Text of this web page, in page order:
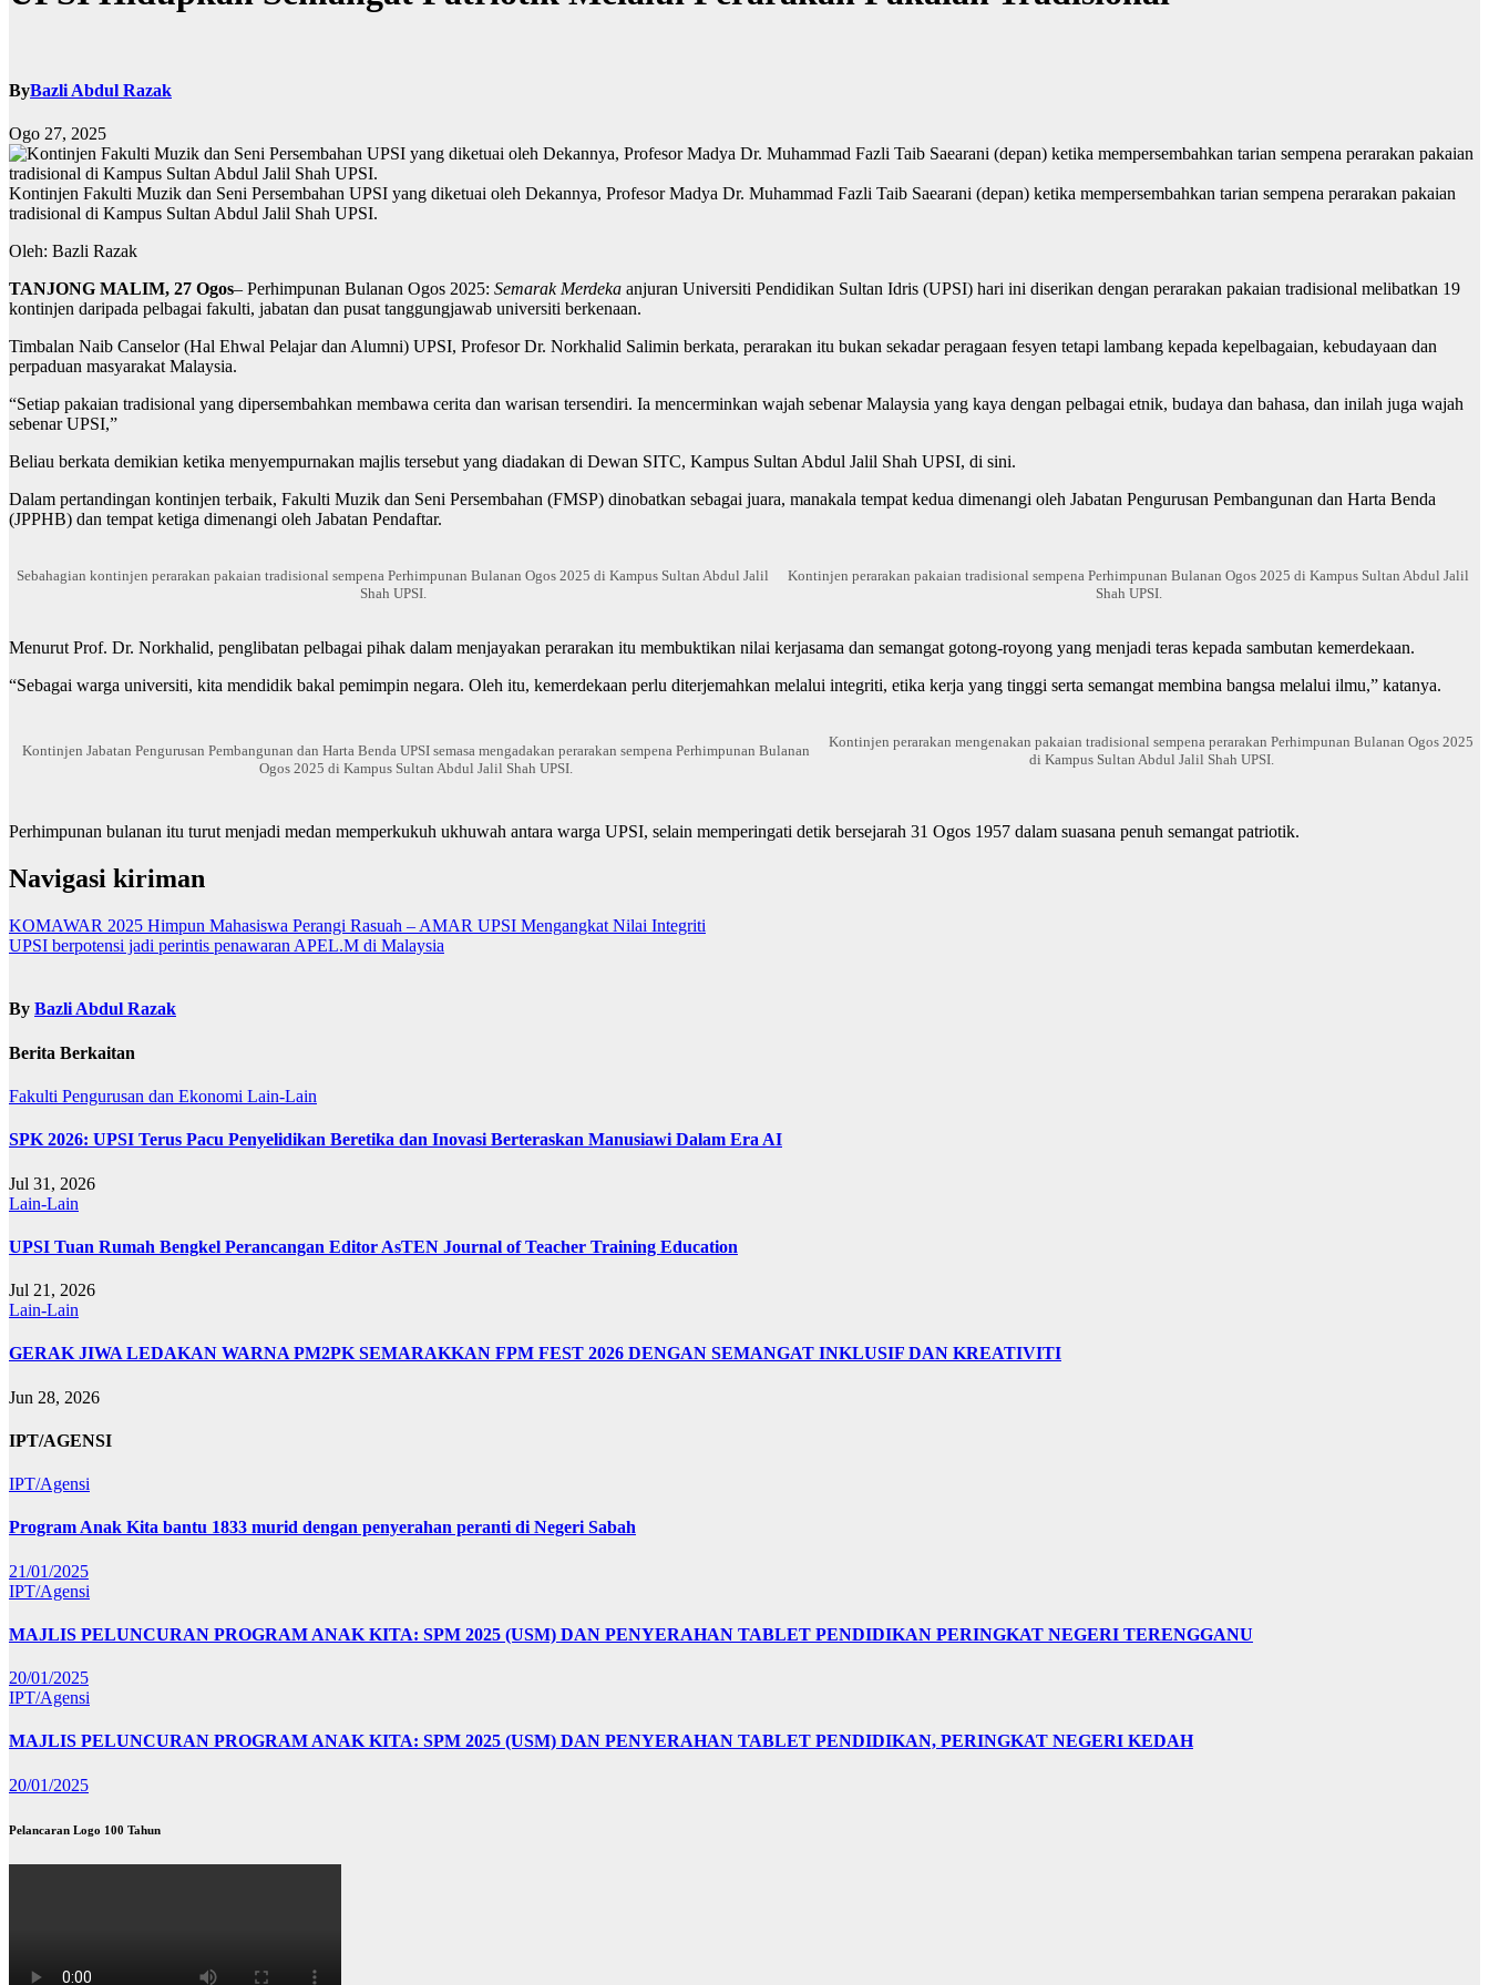
ByBazli Abdul Razak
Ogo 27, 2025
Kontinjen Fakulti Muzik dan Seni Persembahan UPSI yang diketuai oleh Dekannya, Profesor Madya Dr. Muhammad Fazli Taib Saearani (depan) ketika mempersembahkan tarian sempena perarakan pakaian
tradisional di Kampus Sultan Abdul Jalil Shah UPSI.
Oleh: Bazli Razak
TANJONG MALIM, 27 Ogos– Perhimpunan Bulanan Ogos 2025: Semarak Merdeka anjuran Universiti Pendidikan Sultan Idris (UPSI) hari ini diserikan dengan perarakan pakaian tradisional melibatkan 19
kontinjen daripada pelbagai fakulti, jabatan dan pusat tanggungjawab universiti berkenaan.
Timbalan Naib Canselor (Hal Ehwal Pelajar dan Alumni) UPSI, Profesor Dr. Norkhalid Salimin berkata, perarakan itu bukan sekadar peragaan fesyen tetapi lambang kepada kepelbagaian, kebudayaan dan
perpaduan masyarakat Malaysia.
“Setiap pakaian tradisional yang dipersembahkan membawa cerita dan warisan tersendiri. Ia mencerminkan wajah sebenar Malaysia yang kaya dengan pelbagai etnik, budaya dan bahasa, dan inilah juga wajah
sebenar UPSI,”
Beliau berkata demikian ketika menyempurnakan majlis tersebut yang diadakan di Dewan SITC, Kampus Sultan Abdul Jalil Shah UPSI, di sini.
Dalam pertandingan kontinjen terbaik, Fakulti Muzik dan Seni Persembahan (FMSP) dinobatkan sebagai juara, manakala tempat kedua dimenangi oleh Jabatan Pengurusan Pembangunan dan Harta Benda
(JPPHB) dan tempat ketiga dimenangi oleh Jabatan Pendaftar.
Sebahagian kontinjen perarakan pakaian tradisional sempena Perhimpunan Bulanan Ogos 2025 di Kampus Sultan Abdul Jalil
Shah UPSI.
Kontinjen perarakan pakaian tradisional sempena Perhimpunan Bulanan Ogos 2025 di Kampus Sultan Abdul Jalil
Shah UPSI.
Menurut Prof. Dr. Norkhalid, penglibatan pelbagai pihak dalam menjayakan perarakan itu membuktikan nilai kerjasama dan semangat gotong-royong yang menjadi teras kepada sambutan kemerdekaan.
“Sebagai warga universiti, kita mendidik bakal pemimpin negara. Oleh itu, kemerdekaan perlu diterjemahkan melalui integriti, etika kerja yang tinggi serta semangat membina bangsa melalui ilmu,” katanya.
Kontinjen Jabatan Pengurusan Pembangunan dan Harta Benda UPSI semasa mengadakan perarakan sempena Perhimpunan Bulanan
Ogos 2025 di Kampus Sultan Abdul Jalil Shah UPSI.
Kontinjen perarakan mengenakan pakaian tradisional sempena perarakan Perhimpunan Bulanan Ogos 2025
di Kampus Sultan Abdul Jalil Shah UPSI.
Perhimpunan bulanan itu turut menjadi medan memperkukuh ukhuwah antara warga UPSI, selain memperingati detik bersejarah 31 Ogos 1957 dalam suasana penuh semangat patriotik.
Navigasi kiriman
KOMAWAR 2025 Himpun Mahasiswa Perangi Rasuah – AMAR UPSI Mengangkat Nilai Integriti
UPSI berpotensi jadi perintis penawaran APEL.M di Malaysia
By Bazli Abdul Razak
Berita Berkaitan
Fakulti Pengurusan dan Ekonomi Lain-Lain
SPK 2026: UPSI Terus Pacu Penyelidikan Beretika dan Inovasi Berteraskan Manusiawi Dalam Era AI
Jul 31, 2026
Lain-Lain
UPSI Tuan Rumah Bengkel Perancangan Editor AsTEN Journal of Teacher Training Education
Jul 21, 2026
Lain-Lain
GERAK JIWA LEDAKAN WARNA PM2PK SEMARAKKAN FPM FEST 2026 DENGAN SEMANGAT INKLUSIF DAN KREATIVITI
Jun 28, 2026
IPT/AGENSI
IPT/Agensi
Program Anak Kita bantu 1833 murid dengan penyerahan peranti di Negeri Sabah
21/01/2025
IPT/Agensi
MAJLIS PELUNCURAN PROGRAM ANAK KITA: SPM 2025 (USM) DAN PENYERAHAN TABLET PENDIDIKAN PERINGKAT NEGERI TERENGGANU
20/01/2025
IPT/Agensi
MAJLIS PELUNCURAN PROGRAM ANAK KITA: SPM 2025 (USM) DAN PENYERAHAN TABLET PENDIDIKAN, PERINGKAT NEGERI KEDAH
20/01/2025
Pelancaran Logo 100 Tahun